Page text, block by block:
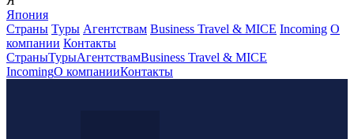
Япония
Страны Туры Агентствам Business Travel & MICE Incoming О
компании Контакты
СтраныТурыАгентствамBusiness Travel & MICE
IncomingО компанииКонтакты